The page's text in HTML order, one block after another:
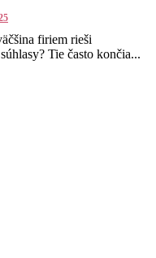
firiem rieši
Tie často končia...